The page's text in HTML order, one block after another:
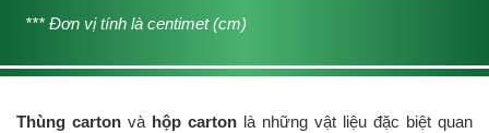
*** Đơn vị tính là centimet (cm)
Thùng carton và hộp carton là những vật liệu đặc biệt quan